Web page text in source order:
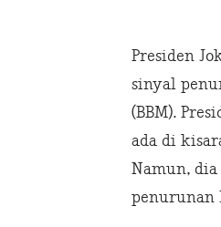
Presiden
sinyal
(BBM).
ada di
Namun,
penurunan